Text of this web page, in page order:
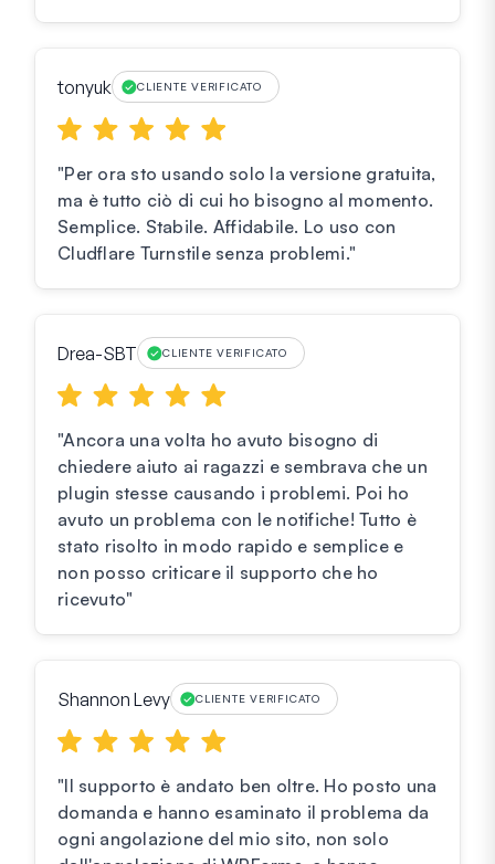
tonyuk CLIENTE VERIFICATO
"Per ora sto usando solo la versione gratuita,
ma è tutto ciò di cui ho bisogno al momento.
Semplice. Stabile. Affidabile. Lo uso con
Cludflare Turnstile senza problemi."
Drea-SBT CLIENTE VERIFICATO
"Ancora una volta ho avuto bisogno di
chiedere aiuto ai ragazzi e sembrava che un
plugin stesse causando i problemi. Poi ho
avuto un problema con le notifiche! Tutto è
stato risolto in modo rapido e semplice e
non posso criticare il supporto che ho
ricevuto"
Shannon Levy CLIENTE VERIFICATO
"Il supporto è andato ben oltre. Ho posto una
domanda e hanno esaminato il problema da
ogni angolazione del mio sito, non solo